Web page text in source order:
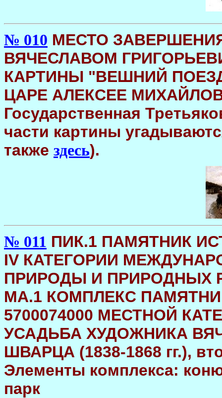
№ 010 МЕСТО
ВЯЧЕСЛАВОМ
КАРТИНЫ "ВЕШНИЙ
ЦАРЕ АЛЕКСЕЕ
Государственная
части картины
также здесь).
№ 011 ПИК.1 ПАМЯТНИК
IV КАТЕГОРИИ
ПРИРОДЫ И ПРИРОДНЫХ
МA.1 КОМПЛЕКС
5700074000 МЕСТНОЙ
УСАДЬБА ХУДОЖНИКА
ШВАРЦА (1838-1868 гг.),
Элементы комплекса:
парк